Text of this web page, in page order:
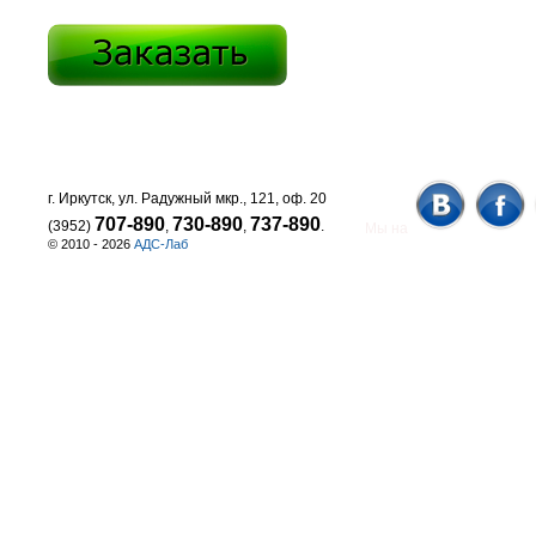
© 2010 - 2026 АДС-Лаб
г. Иркутск, ул. Радужный мкр., 121, оф. 20
(3952) 707-890, 730-890, 737-890.